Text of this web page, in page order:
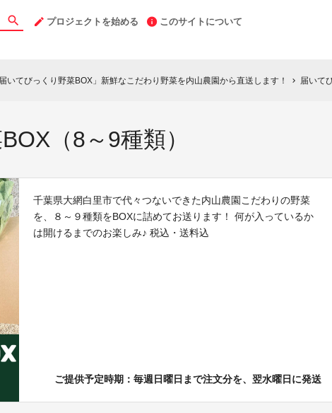
プロジェクトを始める このサイトについて
いてびっくり野菜BOX」新鮮なこだわり野菜を内山農園から直送します！ chevron_right 届いて
（8～9種類）
千葉県大網白里市で代々つないできた内山農園こだわりの野菜
を、８～９種類をBOXに詰めてお送ります！ 何が入っているか
は開けるまでのお楽しみ♪ 税込・送料込
ご提供予定時期：毎週日曜日まで注文分を、翌水曜日に発送